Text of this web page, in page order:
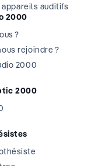
auditifs
2000
?
rejoindre ?
2000
2000